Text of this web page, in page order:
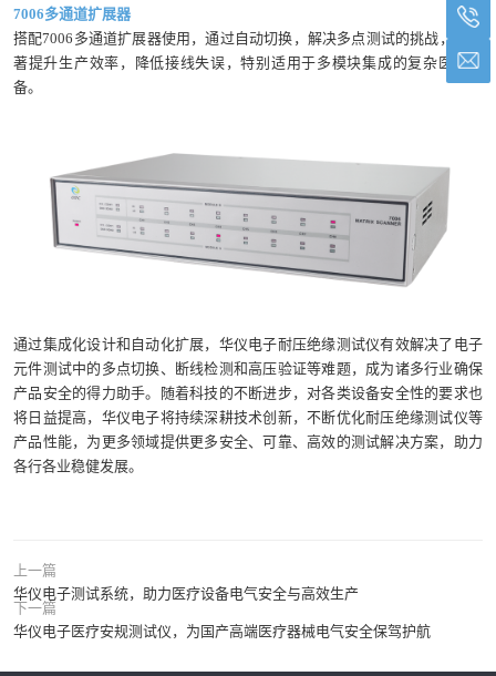
7006多通道扩展器
搭配7006多通道扩展器使用，通过自动切换，解决多点测试的挑战，可显
著提升生产效率，降低接线失误，特别适用于多模块集成的复杂医疗设
备。
通过集成化设计和自动化扩展，华仪电子耐压绝缘测试仪有效解决了电子
元件测试中的多点切换、断线检测和高压验证等难题，成为诸多行业确保
产品安全的得力助手。随着科技的不断进步，对各类设备安全性的要求也
将日益提高，华仪电子将持续深耕技术创新，不断优化耐压绝缘测试仪等
产品性能，为更多领域提供更多安全、可靠、高效的测试解决方案，助力
各行各业稳健发展。
上一篇
华仪电子测试系统，助力医疗设备电气安全与高效生产
下一篇
华仪电子医疗安规测试仪，为国产高端医疗器械电气安全保驾护航